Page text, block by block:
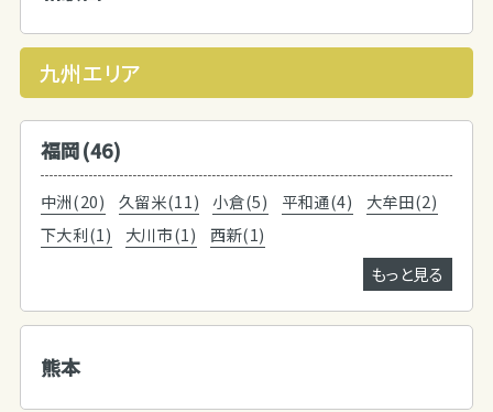
九州エリア
福岡(46)
中洲(20) 久留米(11) 小倉(5) 平和通(4)
大牟田(2)
下大利(1)
大川市(1)
西新(1)
もっと見る
熊本